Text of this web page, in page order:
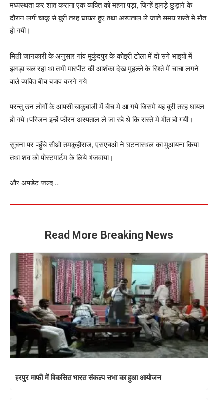
मध्यस्थता कर शांत कराना एक व्यक्ति को महंगा पड़ा, जिन्हें झगड़े छुड़ाने के
दौरान लगी चाकू से बुरी तरह घायल हुए तथा अस्पताल ले जाते समय रास्ते मे मौत
हो गयी।
मिली जानकारी के अनुसार गांव मुकुंदपुर के कोइरी टोला में दो सगे भाइयों में
झगड़ा चल रहा था तभी मारपीट की आशंका देख मुहल्ले के रिश्ते में चाचा लगने
वाले व्यक्ति बीच बचाव करने गये
परन्तु उन लोगों के आपसी चाकूबाजी में बीच मे आ गये जिसमे यह बुरी तरह घायल
हो गये।परिजन इन्हें फौरन अस्पताल ले जा रहे थे कि रास्ते मे मौत हो गयी।
सूचना पर पहुँचे सीओ तमकुहीराज, एसएचओ ने घटनास्थल का मुआयना किया
तथा शव को पोस्टमार्टम के लिये भेजवाया।
और अपडेट जल्द…
Read More Breaking News
हरपुर माफी में विकसित भारत संकल्प सभा का हुआ आयोजन